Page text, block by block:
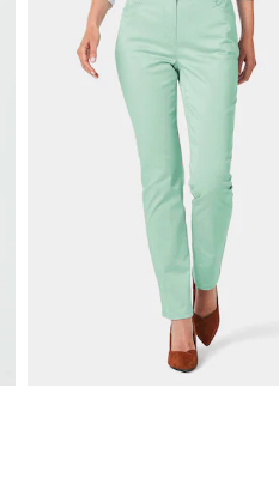
GOLDNER
Satin-Baumwollhose
99,95 €
+ 4
30-Tage-Bestpreis**: 69,95 € (-14%)
1